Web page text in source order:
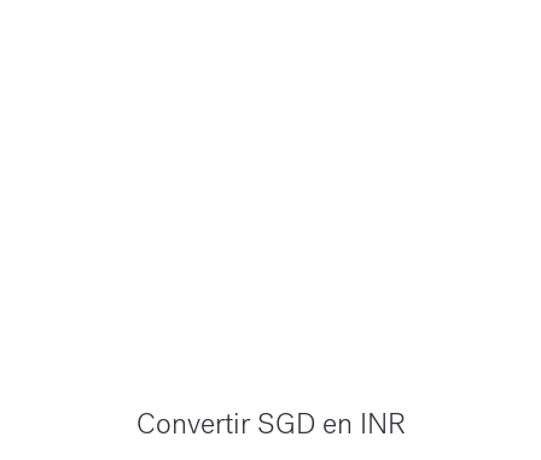
Convertir SGD en INR